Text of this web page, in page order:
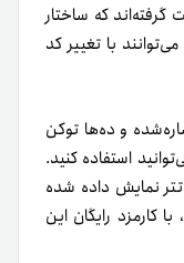
که ساختار
با تغییر کد
و ده‌ها توکن
استفاده کنید.
نمایش داده شده
کارمزد رایگان این